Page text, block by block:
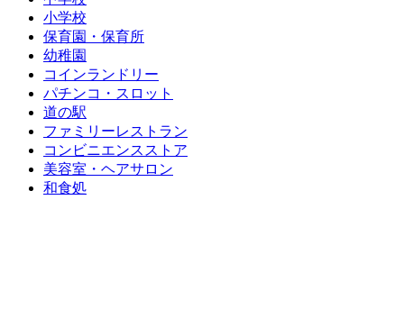
小学校
保育園・保育所
幼稚園
コインランドリー
パチンコ・スロット
道の駅
ファミリーレストラン
コンビニエンスストア
美容室・ヘアサロン
和食処